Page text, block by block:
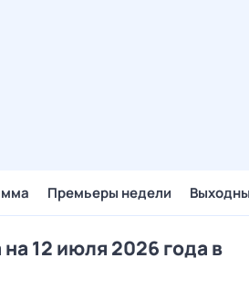
Премьеры недели
12 июля 2026 года в